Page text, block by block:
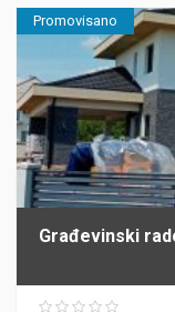
Promovisano